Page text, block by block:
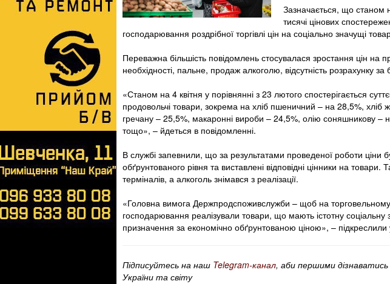
Зазначається, що станом
тисячі цінових
господарювання роздрібної торгівлі цін на соціально значущі
Переважна більшість повідомлень стосувалася зростання цін на
необхідності, пальне, продаж алкоголю, відсутність розрахунку за
«Станом на 4 квітня у порівнянні з 23 лютого спостерігається
продовольчі товари, зокрема на хліб пшеничний – на 28,5%,
гречану – 25,5%, макаронні вироби – 24,5%, олію соняшникову –
тощо», – йдеться в повідомленні.
В службі запевнили, що за результатами проведеної роботи ціни
обґрунтованого рівня та виставлені відповідні цінники на
терміналів, а алкоголь знімався з реалізації.
«Головна вимога Держпродспоживслужби – щоб на торговельному
господарювання реалізували товари, що мають істотну соціальну
призначення за економічно обґрунтованою ціною», – підкреслили
Підписуйтесь на наш Telegram-канал, аби першими дізнаватись
України та світу